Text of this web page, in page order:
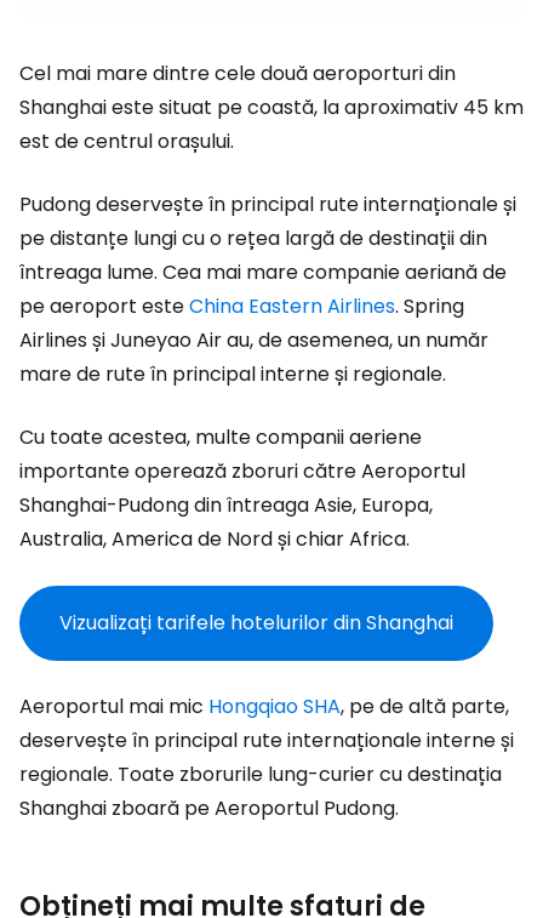
Cel mai mare dintre cele două aeroporturi din
Shanghai este situat pe coastă, la aproximativ 45 km
est de centrul orașului.
Pudong deservește în principal rute internaționale și
pe distanțe lungi cu o rețea largă de destinații din
întreaga lume. Cea mai mare companie aeriană de
pe aeroport esteChina Eastern Airlines. Spring
Airlines și Juneyao Air au, de asemenea, un număr
mare de rute în principal interne și regionale.
Cu toate acestea, multe companii aeriene
importante operează zboruri către Aeroportul
Shanghai-Pudong din întreaga Asie, Europa,
Australia, America de Nord și chiar Africa.
Vizualizați tarifele hotelurilor din Shanghai
Aeroportul mai mic Hongqiao SHA, pe de altă parte,
deservește în principal rute internaționale interne și
regionale. Toate zborurile lung-curier cu destinația
Shanghai zboară pe Aeroportul Pudong.
Obțineți mai multe sfaturi de